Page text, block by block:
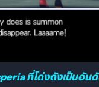
ที่โด่งดังเป็นอัน